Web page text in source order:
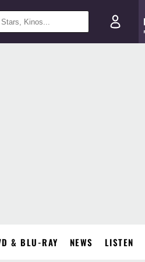
& BLU-RAY NEWS LISTEN